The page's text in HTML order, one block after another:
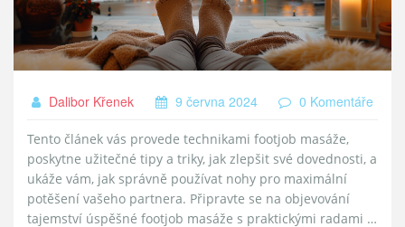
Dalibor Křenek 9 června 2024 0 Komentáře
Tento článek vás provede technikami footjob masáže,
poskytne užitečné tipy a triky, jak zlepšit své dovednosti, a
ukáže vám, jak správně používat nohy pro maximální
potěšení vašeho partnera. Připravte se na objevování
tajemství úspěšné footjob masáže s praktickými radami a